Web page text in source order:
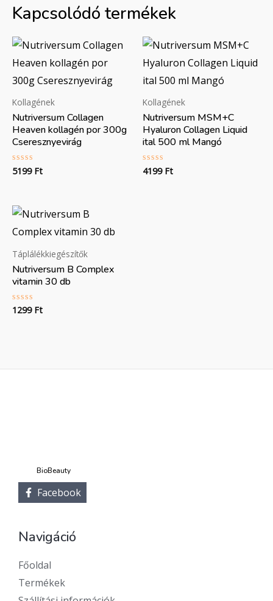
Kapcsolódó termékek
Kollagének
Nutriversum Collagen
Heaven kollagén por 300g
Cseresznyevirág
Értékelés:
0
5199 Ft
Kollagének
Nutriversum MSM+C
Hyaluron Collagen Liquid
ital 500 ml Mangó
Értékelés:
0
4199 Ft
Táplálékkiegészítők
Nutriversum B Complex
vitamin 30 db
Értékelés:
1299 Ft
BioBeauty
Facebook
Navigáció
Főoldal
Termékek